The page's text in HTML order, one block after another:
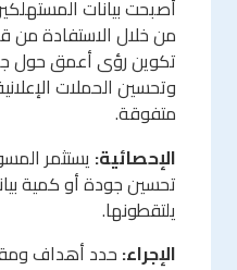
أصبحت بيانات
من خلال الاستفادة من
تكوين رؤى أعمق حول
وتحسين الحملات
متفوقة.
الإحصائية: يستثمر
تحسين جودة أو كمية
يلتقطونها.
الإجراء: حدد أهداف